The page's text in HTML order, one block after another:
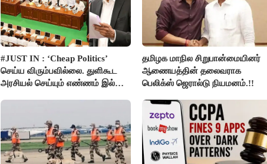
#JUST IN : ‘Cheap Politics’
செய்ய விரும்பவில்லை. துளிகூட
அரசியல் செய்யும் எண்ணம் இல்லை
தமிழக மாநில சிறுபான்மையினர்
ஆணையத்தின் தலைவராக
பெலிக்ஸ் ஜெரால்டு நியமனம்.!!